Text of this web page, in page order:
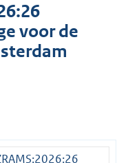
voor de